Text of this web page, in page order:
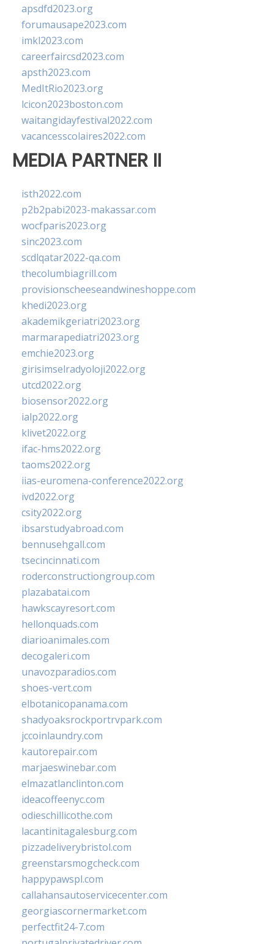
apsdfd2023.org
forumausape2023.com
imkl2023.com
careerfaircsd2023.com
apsth2023.com
MedItRio2023.org
lcicon2023boston.com
waitangidayfestival2022.com
vacancesscolaires2022.com
MEDIA PARTNER II
isth2022.com
p2b2pabi2023-makassar.com
wocfparis2023.org
sinc2023.com
scdlqatar2022-qa.com
thecolumbiagrill.com
provisionscheeseandwineshoppe.com
khedi2023.org
akademikgeriatri2023.org
marmarapediatri2023.org
emchie2023.org
girisimselradyoloji2022.org
utcd2022.org
biosensor2022.org
ialp2022.org
klivet2022.org
ifac-hms2022.org
taoms2022.org
iias-euromena-conference2022.org
ivd2022.org
csity2022.org
ibsarstudyabroad.com
bennusehgall.com
tsecincinnati.com
roderconstructiongroup.com
plazabatai.com
hawkscayresort.com
hellonquads.com
diarioanimales.com
decogaleri.com
unavozparadios.com
shoes-vert.com
elbotanicopanama.com
shadyoaksrockportrvpark.com
jccoinlaundry.com
kautorepair.com
marjaeswinebar.com
elmazatlanclinton.com
ideacoffeenyc.com
odieschillicothe.com
lacantinitagalesburg.com
pizzadeliverybristol.com
greenstarsmogcheck.com
happypawspl.com
callahansautoservicecenter.com
georgiascornermarket.com
perfectfit24-7.com